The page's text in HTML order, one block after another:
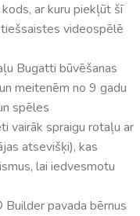
ar kuru piekļūt šī
videospēlē
Bugatti būvēšanas
meitenēm no 9 gadu
spēles
vairāk spraigu rotaļu ar
atsevišķi), kas
lai iedvesmotu
pavada bērnus